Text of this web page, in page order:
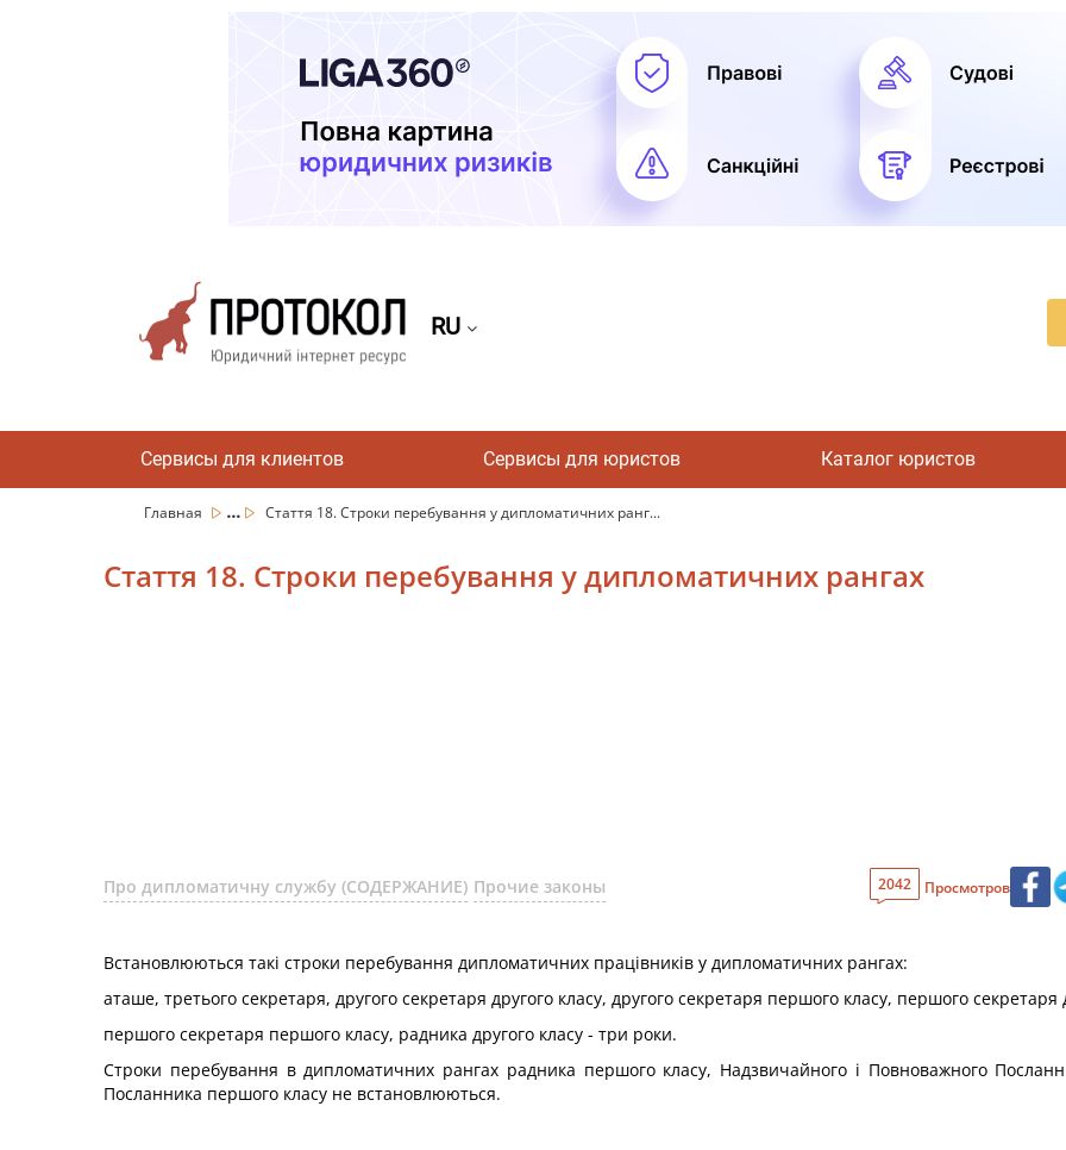
RU
Сервисы для клиентов Сервисы для юристов Каталог юристов
Главная ... Стаття 18. Строки перебування у дипломатичних ранг...
Стаття 18. Строки перебування у дипломатичних рангах
Про дипломатичну службу (СОДЕРЖАНИЕ) Прочие законы 2042 Просмотров
Встановлюються такі строки перебування дипломатичних працівників у дипломатичних рангах:
аташе, третього секретаря, другого секретаря другого класу, другого секретаря першого класу, першого секретаря
першого секретаря першого класу, радника другого класу - три роки.
Строки перебування в дипломатичних рангах радника першого класу, Надзвичайного і Повноважного
Посланника першого класу не встановлюються.